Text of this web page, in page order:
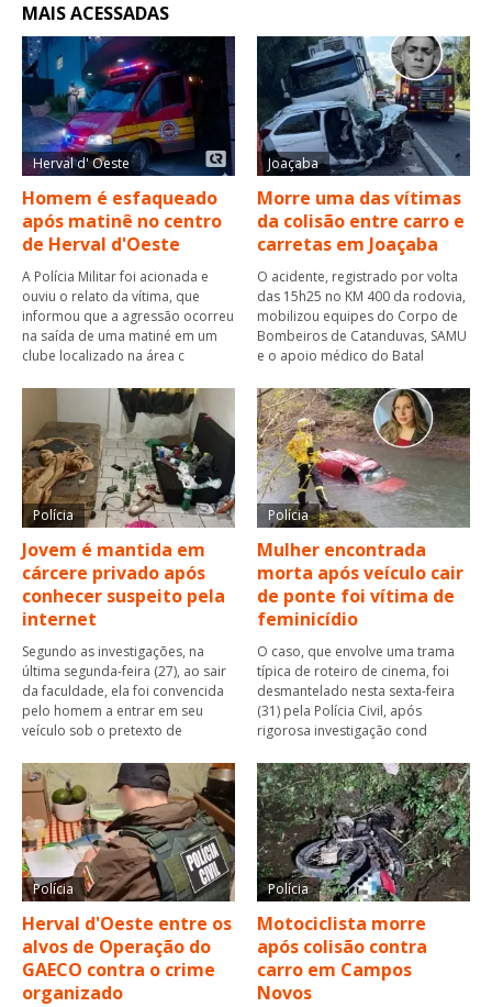
MAIS ACESSADAS
Herval d' Oeste
Homem é esfaqueado
após matinê no centro
de Herval d'Oeste
A Polícia Militar foi acionada e
ouviu o relato da vítima, que
informou que a agressão ocorreu
na saída de uma matiné em um
clube localizado na área c
Joaçaba
Morre uma das vítimas
da colisão entre carro e
carretas em Joaçaba
O acidente, registrado por volta
das 15h25 no KM 400 da rodovia,
mobilizou equipes do Corpo de
Bombeiros de Catanduvas, SAMU
e o apoio médico do Batal
Polícia
Jovem é mantida em
cárcere privado após
conhecer suspeito pela
internet
Segundo as investigações, na
última segunda-feira (27), ao sair
da faculdade, ela foi convencida
pelo homem a entrar em seu
veículo sob o pretexto de
Polícia
Mulher encontrada
morta após veículo cair
de ponte foi vítima de
feminicídio
O caso, que envolve uma trama
típica de roteiro de cinema, foi
desmantelado nesta sexta-feira
(31) pela Polícia Civil, após
rigorosa investigação cond
Polícia
Herval d'Oeste entre os
alvos de Operação do
GAECO contra o crime
organizado
Polícia
Motociclista morre
após colisão contra
carro em Campos
Novos